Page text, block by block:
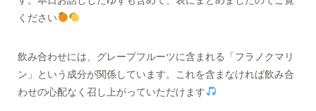
ください
飲み合わせには、グレープフルーツに含まれる「フラノクマリ
ン」という成分が関係しています。これを含まなければ飲み合
わせの心配なく召し上がっていただけます